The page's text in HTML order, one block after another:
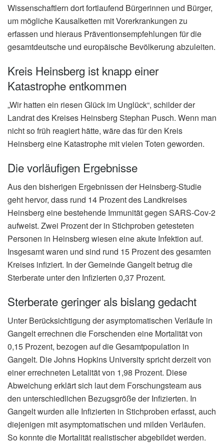
Wissenschaftlern dort fortlaufend Bürgerinnen und Bürger,
um mögliche Kausalketten mit Vorerkrankungen zu
erfassen und hieraus Präventionsempfehlungen für die
gesamtdeutsche und europäische Bevölkerung abzuleiten.
Kreis Heinsberg ist knapp einer
Katastrophe entkommen
„Wir hatten ein riesen Glück im Unglück“, schilder der
Landrat des Kreises Heinsberg Stephan Pusch. Wenn man
nicht so früh reagiert hätte, wäre das für den Kreis
Heinsberg eine Katastrophe mit vielen Toten geworden.
Die vorläufigen Ergebnisse
Aus den bisherigen Ergebnissen der Heinsberg-Studie
geht hervor, dass rund 14 Prozent des Landkreises
Heinsberg eine bestehende Immunität gegen SARS-Cov-2
aufweist. Zwei Prozent der in Stichproben getesteten
Personen in Heinsberg wiesen eine akute Infektion auf.
Insgesamt waren und sind rund 15 Prozent des gesamten
Kreises infiziert. In der Gemeinde Gangelt betrug die
Sterberate unter den Infizierten 0,37 Prozent.
Sterberate geringer als bislang gedacht
Unter Berücksichtigung der asymptomatischen Verläufe in
Gangelt errechnen die Forschenden eine Mortalität von
0,15 Prozent, bezogen auf die Gesamtpopulation in
Gangelt. Die Johns Hopkins University spricht derzeit von
einer errechneten Letalität von 1,98 Prozent. Diese
Abweichung erklärt sich laut dem Forschungsteam aus
den unterschiedlichen Bezugsgröße der Infizierten. In
Gangelt wurden alle Infizierten in Stichproben erfasst, auch
diejenigen mit asymptomatischen und milden Verläufen.
So konnte die Mortalität realistischer abgebildet werden.